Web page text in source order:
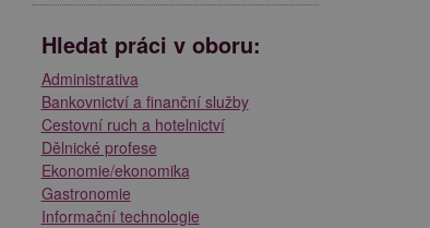
Hledat práci v oboru:
Administrativa
Bankovnictví a finanční služby
Cestovní ruch a hotelnictví
Dělnické profese
Ekonomie/ekonomika
Gastronomie
Informační technologie